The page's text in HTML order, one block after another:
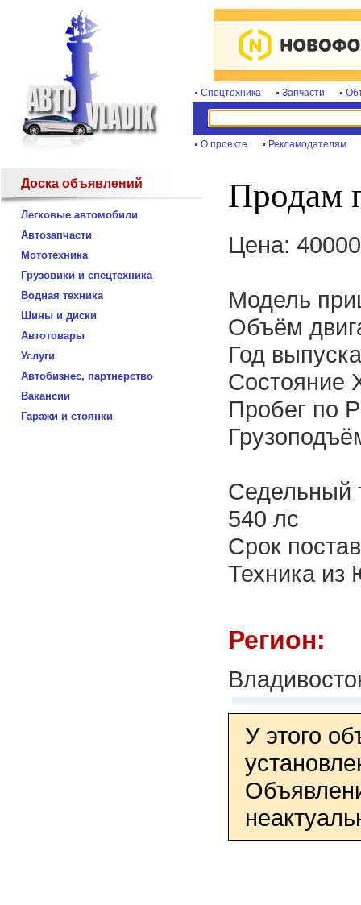
Спецтехника Запчасти
О проекте Рекламодателям
Доска объявлений
Легковые автомобили
Автозапчасти
Мототехника
Грузовики и спецтехника
Водная техника
Шины и диски
Автотовары
Услуги
Автобизнес, партнерство
Вакансии
Гаражи и стоянки
Продам
Цена:
Модель
Объём
Год
Состояние
Пробег по
Cедельный
540 лс
Срок
Техника из
Регион:
У этого